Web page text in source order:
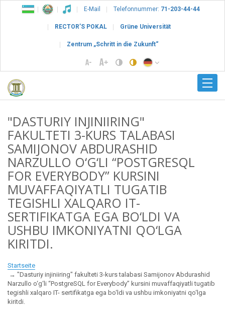
E-Mail Telefonnummer: 71-203-44-44
RECTOR’S POKAL Grüne Universität
Zentrum „Schritt in die Zukunft“
"DASTURIY INJINIIRING"
FAKULTETI 3-KURS TALABASI
SAMIJONOV ABDURASHID
NARZULLO O‘G‘LI “POSTGRESQL
FOR EVERYBODY” KURSINI
MUVAFFAQIYATLI TUGATIB
TEGISHLI XALQARO IT-
SERTIFIKATGA EGA BO‘LDI VA
USHBU IMKONIYATNI QO‘LGA
KIRITDI.
Startseite
"Dasturiy injiniiring" fakulteti 3-kurs talabasi Samijonov Abdurashid
Narzullo o‘g‘li “PostgreSQL for Everybody” kursini muvaffaqiyatli tugatib
tegishli xalqaro IT- sertifikatga ega bo‘ldi va ushbu imkoniyatni qo‘lga
kiritdi.